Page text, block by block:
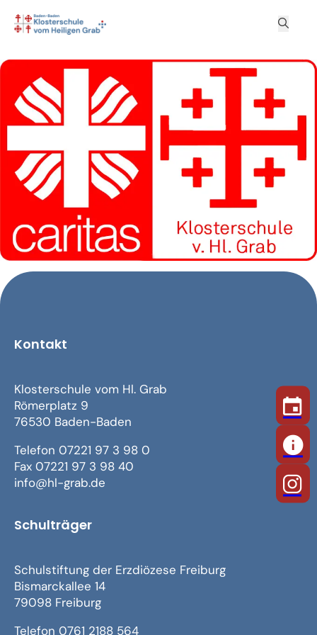
Kontakt
Klosterschule vom Hl. Grab
Römerplatz 9
76530 Baden-Baden
Telefon 07221 97 3 98 0
Fax 07221 97 3 98 40
info@hl-grab.de
Schulträger
Schulstiftung der Erzdiözese Freiburg
Bismarckallee 14
79098 Freiburg
Telefon 0761 2188 564